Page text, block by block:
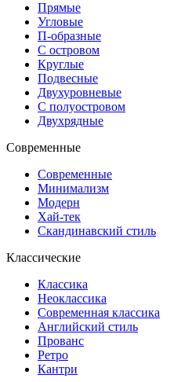
Прямые
Угловые
П-образные
С островом
Круглые
Подвесные
Двухуровневые
С полуостровом
Двухрядные
Современные
Современные
Минимализм
Модерн
Хай-тек
Скандинавский стиль
Классические
Классика
Неоклассика
Современная классика
Английский стиль
Прованс
Ретро
Кантри